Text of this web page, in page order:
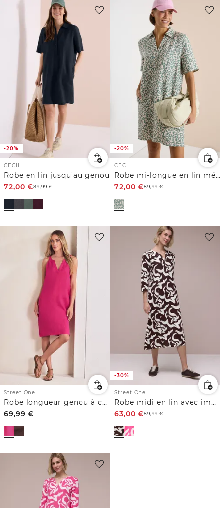
-20%
CECIL
Robe en lin jusqu'au genou
72,00 €89,99€
-20%
CECIL
Robe mi-longue en lin mélangé
72,00 €89,99€
Street One
Robe longueur genou à col fendu en lin
69,99 €
-30%
Street One
Robe midi en lin avec imprimé
63,00 €89,99€